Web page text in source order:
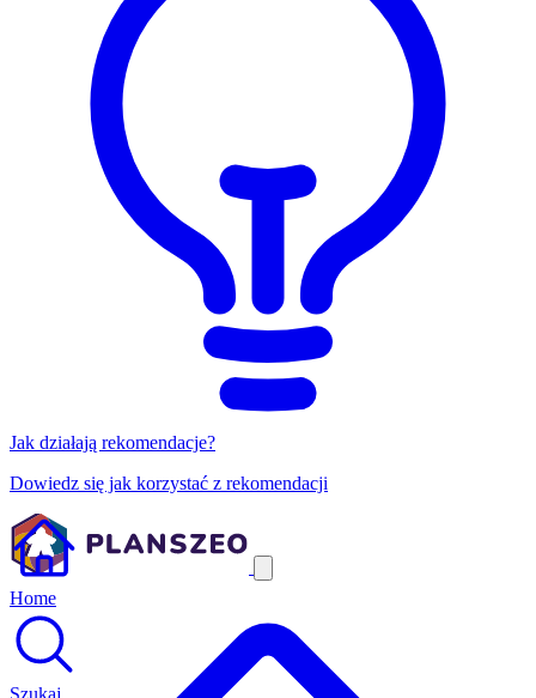
Jak działają rekomendacje?
Dowiedz się jak korzystać z rekomendacji
Home
Szukaj